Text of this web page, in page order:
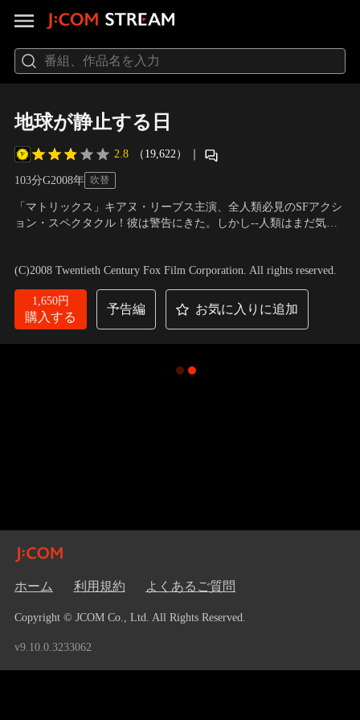
地球が静止する日
2.8 （19,622） ｜
103分G2008年 吹替
「マトリックス」キアヌ・リーブス主演、全人類必見のSFアクシ
ョン・スペクタクル！彼は警告にきた。しかし--人類はまだ気づ
れる」クラトゥの宣告が意味するものとは--？
(C)2008 Twentieth Century Fox Film Corporation. All rights reserved.
1,650円
購入する
予告編 お気に入りに追加
ホーム 利用規約 よくあるご質問
Copyright © JCOM Co., Ltd. All Rights Reserved.
v9.10.0.3233062